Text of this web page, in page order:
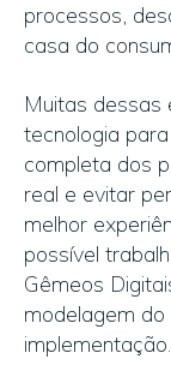
processos,
casa do
Muitas dessas
tecnologia
completa dos
real e evitar
melhor
possível
Gêmeos
modelagem
implementação.